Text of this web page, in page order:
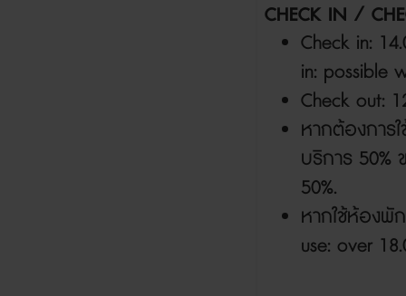
CHECK IN /
Check in:
in: possible
Check out:
หากต้องการ
บริการ 50%
50%.
หากใช้ห้องพั
use: over